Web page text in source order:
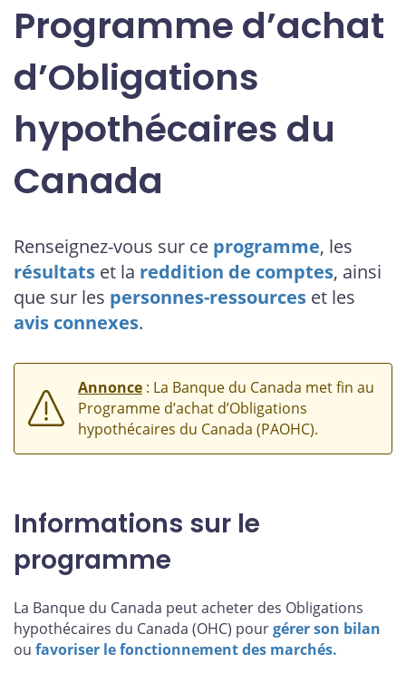
Programme d’achat
d’Obligations
hypothécaires du
Canada
Renseignez-vous sur ce programme, les
résultats et la reddition de comptes, ainsi
que sur les personnes-ressources et les
avis connexes.
Annonce : La Banque du Canada met fin au
Programme d’achat d’Obligations
hypothécaires du Canada (PAOHC).
Informations sur le
programme
La Banque du Canada peut acheter des Obligations
hypothécaires du Canada (OHC) pourgérer son bilan
ou favoriser le fonctionnement des marchés.